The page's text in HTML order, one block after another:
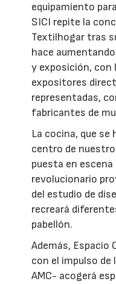
equipamiento
SICI repite la
Textilhogar tras
hace
y exposición, con
expositores
representadas,
fabricantes de
La cocina, que
centro de
puesta en
revolucionario
del estudio de
recreará
pabellón.
Además, Espacio
con el impulso
AMC- acogerá